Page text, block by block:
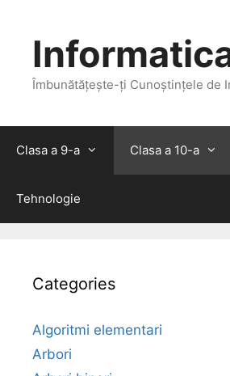
content
Îmbunătățește-ți Cunoștințele de
Clasa a 9-a Clasa a 10-a
Tehnologie
Categories
Algoritmi elementari
Arbori